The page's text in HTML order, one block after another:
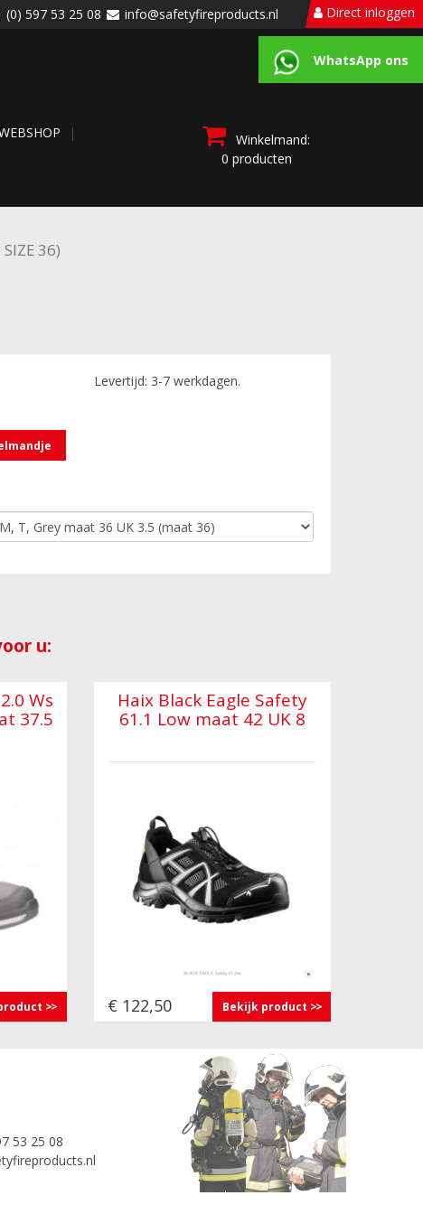
(0) 597 53 25 08 info@safetyfireproducts.nl Direct inloggen
WhatsApp ons
Winkelmand:
0 producten
36)
Levertijd: 3-7 werkdagen.
u:
Ws
37.5
Haix Black Eagle Safety
61.1 Low maat 42 UK 8
€ 122,50 Bekijk product
53 25 08